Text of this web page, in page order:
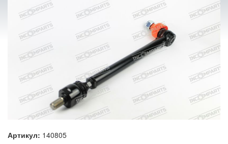
Артикул: 140805